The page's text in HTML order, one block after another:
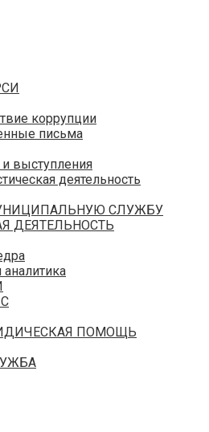
коррупции
письма
выступления
деятельность
СЛУЖБУ
ДЕЯТЕЛЬНОСТЬ
ПОМОЩЬ